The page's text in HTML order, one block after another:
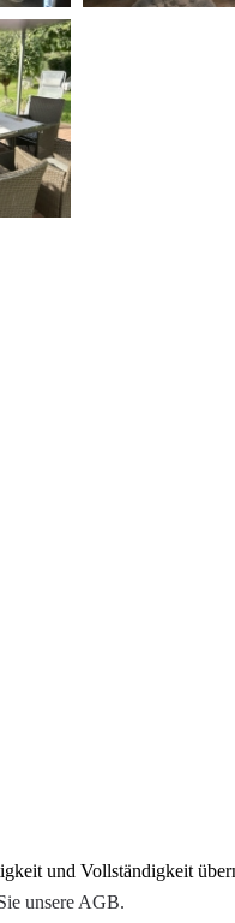
und Vollständigkeit
unsere AGB.